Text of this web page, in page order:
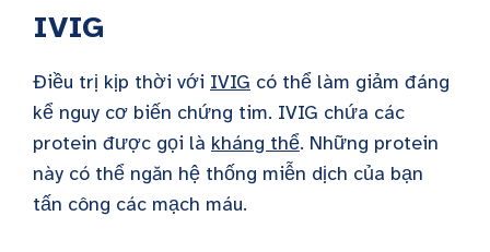
IVIG
Điều trị kịp thời với IVIG có thể làm giảm đáng
kể nguy cơ biến chứng tim. IVIG chứa các
protein được gọi là kháng thể. Những protein
này có thể ngăn hệ thống miễn dịch của bạn
tấn công các mạch máu.